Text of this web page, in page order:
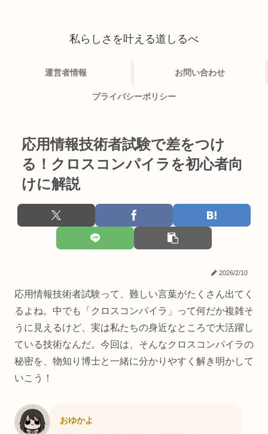
私らしさを叶える道しるべ
運営者情報 お問い合わせ
プライバシーポリシー
応用情報技術者試験で差をつけ
る！クロスコンパイラを初心者向
けに解説
2026/2/10
応用情報技術者試験って、難しい言葉がたくさん出てく
るよね。中でも「クロスコンパイラ」って何だか複雑そ
うに見えるけど、実は私たちの身近なところで大活躍し
ている技術なんだ。今回は、そんなクロスコンパイラの
秘密を、物知り博士と一緒に分かりやすく解き明かして
いこう！
おゆかよ